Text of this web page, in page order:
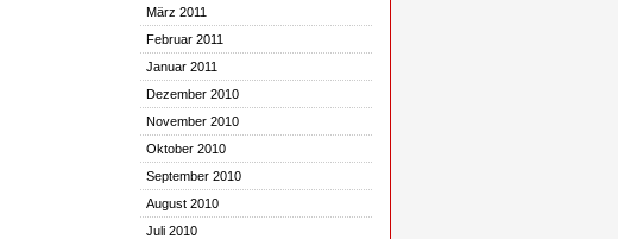
März 2011
Februar 2011
Januar 2011
Dezember 2010
November 2010
Oktober 2010
September 2010
August 2010
Juli 2010